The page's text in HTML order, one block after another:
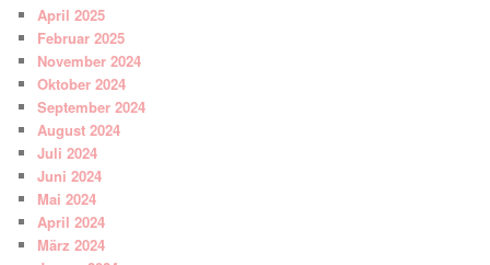
April 2025
Februar 2025
November 2024
Oktober 2024
September 2024
August 2024
Juli 2024
Juni 2024
Mai 2024
April 2024
März 2024